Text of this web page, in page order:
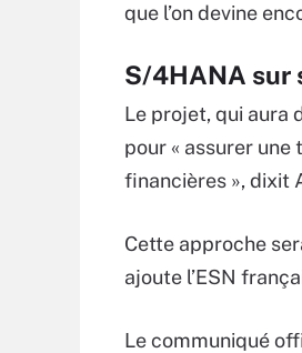
que l’on devine
S/4HANA sur
Le projet, qui aura
pour « assurer
financières », dixit
Cette approche
ajoute l’ESN
Le communiqué